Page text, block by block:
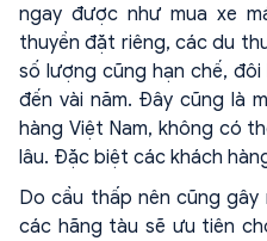
ngay được như mua xe
thuyền đặt riêng, các du
số lượng cũng hạn chế,
đến vài năm. Đây cũng là
hàng Việt Nam, không có
lâu. Đặc biệt các khách
Do cầu thấp nên cũng gây
các hãng tàu sẽ ưu tiên